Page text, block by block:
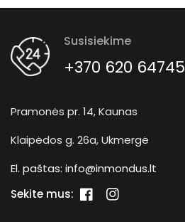
Susisiekime
+370 620 64745
Pramonės pr. 14, Kaunas
Klaipėdos g. 26a, Ukmergė
El. paštas: info@inmondus.lt
Sekite mus:
„Facebook“„Instagram“